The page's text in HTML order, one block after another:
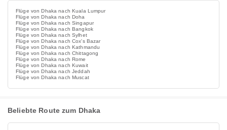
Flüge von Dhaka nach Kuala Lumpur
Flüge von Dhaka nach Doha
Flüge von Dhaka nach Singapur
Flüge von Dhaka nach Bangkok
Flüge von Dhaka nach Sylhet
Flüge von Dhaka nach Cox's Bazar
Flüge von Dhaka nach Kathmandu
Flüge von Dhaka nach Chittagong
Flüge von Dhaka nach Rome
Flüge von Dhaka nach Kuwait
Flüge von Dhaka nach Jeddah
Flüge von Dhaka nach Muscat
Beliebte Route zum Dhaka